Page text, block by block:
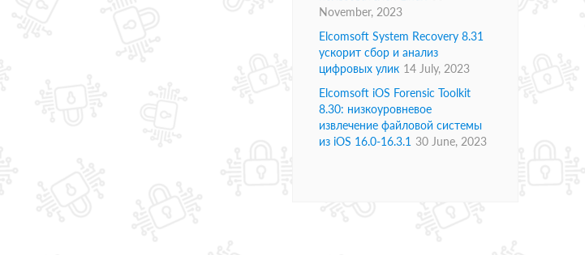
November, 2023
Elcomsoft System Recovery 8.31
ускорит сбор и анализ
цифровых улик 14 July, 2023
Elcomsoft iOS Forensic Toolkit
8.30: низкоуровневое
извлечение файловой системы
из iOS 16.0-16.3.1 30 June, 2023